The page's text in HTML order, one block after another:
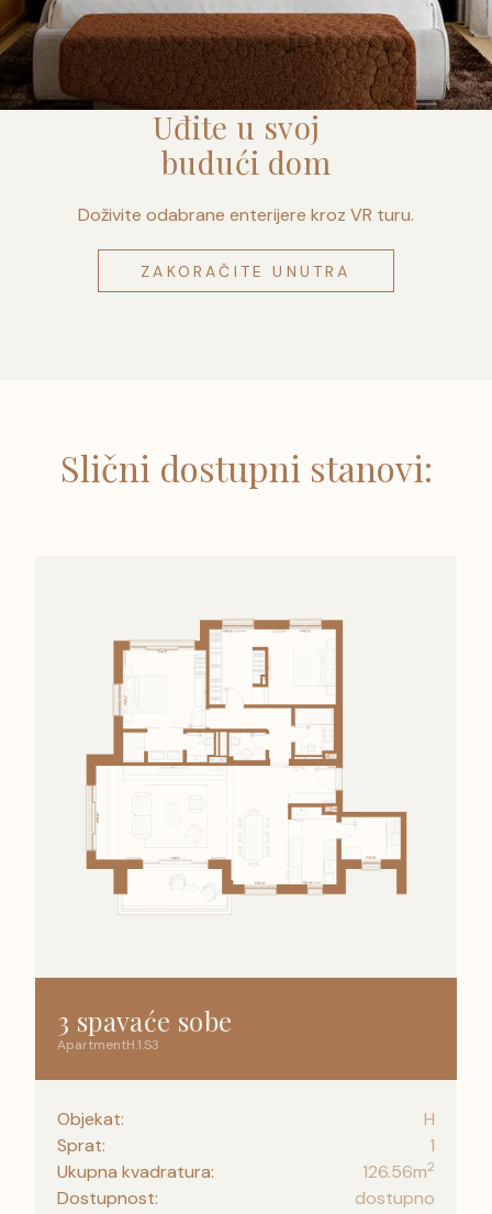
Uđite u svoj
budući dom
Doživite odabrane enterijere kroz VR turu.
ZAKORAČITE UNUTRA
Slični dostupni stanovi:
3 spavaće sobe
ApartmentH.1.S3
Objekat:
H
Sprat:
1
Ukupna kvadratura:
126.56m2
Dostupnost: dostupno